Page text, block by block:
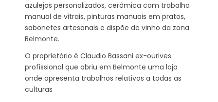
azulejos personalizados, cerâmica com trabalho
manual de vitrais, pinturas manuais em pratos,
sabonetes artesanais e dispõe de vinho da zona
Belmonte.
O proprietário é Claudio Bassani ex-ourives
profissional que abriu em Belmonte uma loja
onde apresenta trabalhos relativos a todas as
culturas